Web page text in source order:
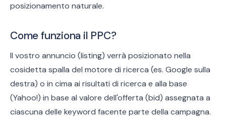
posizionamento naturale.
Come funziona il PPC?
Il vostro annuncio (listing) verrà posizionato nella
cosidetta spalla del motore di ricerca (es. Google sulla
destra) o in cima ai risultati di ricerca e alla base
(Yahoo!) in base al valore dell'offerta (bid) assegnata a
ciascuna delle keyword facente parte della campagna.